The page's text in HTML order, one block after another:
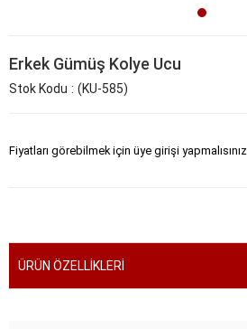
Erkek Gümüş Kolye Ucu
Stok Kodu (KU-585)
Fiyatları görebilmek için üye girişi yapmalısınız.
ÜRÜN ÖZELLIKLERI